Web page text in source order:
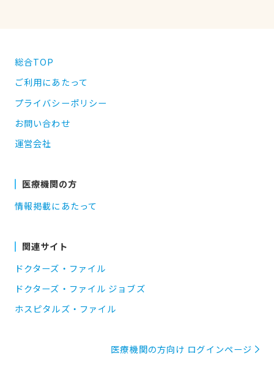
総合TOP
ご利用にあたって
プライバシーポリシー
お問い合わせ
運営会社
医療機関の方
情報掲載にあたって
関連サイト
ドクターズ・ファイル
ドクターズ・ファイル ジョブズ
ホスピタルズ・ファイル
医療機関の方向け ログインページ